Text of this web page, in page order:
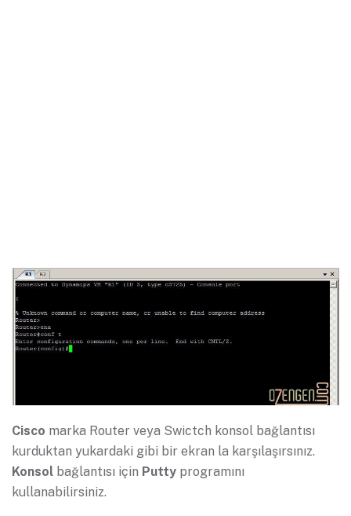
Cisco marka Router veya Swictch konsol bağlantısı
kurduktan yukardaki gibi bir ekran la karşılaşırsınız.
Konsol bağlantısı için Putty programını
kullanabilirsiniz.